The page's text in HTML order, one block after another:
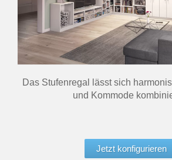
Das Stufenregal lässt sich
und Kommode
Jetzt konfigurieren